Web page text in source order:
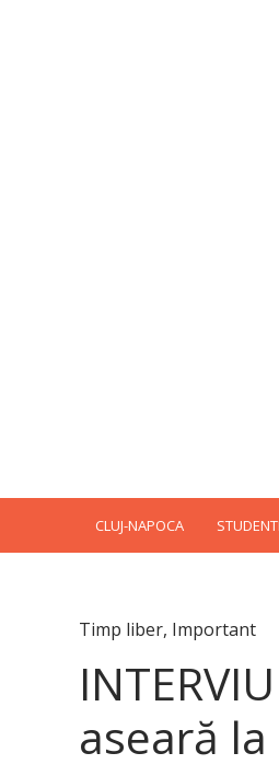
CLUJ-NAPOCA
Timp liber, Important
aseară